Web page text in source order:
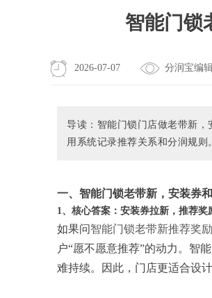
智能门锁
2026-07-07 分润宝编
导读：智能门锁门店做老带新
用系统记录推荐关系和分润规则。
一、智能门锁老带新，安装券
1、核心答案：安装券拉新，推荐奖
如果问智能门锁老带新推荐奖
户“愿不愿意推荐”的动力。智
难持续。因此，门店更适合设